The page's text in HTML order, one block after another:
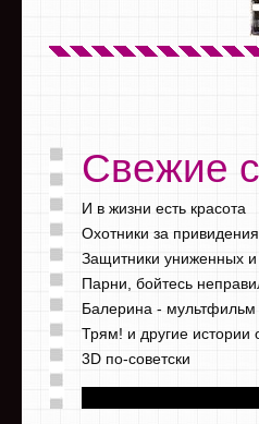
Свежие
И в жизни есть красота
Охотники за
Защитники униженных и
Парни, бойтесь
Балерина - мультфильм
Трям! и другие
3D по-советски